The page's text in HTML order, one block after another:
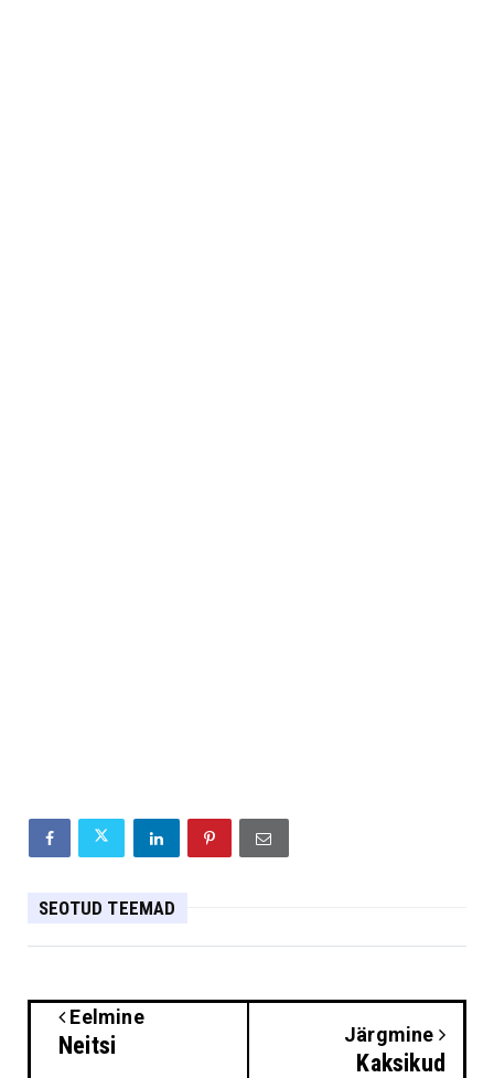
SEOTUD TEEMAD
Eelmine
Neitsi Järgmine
Kaksikud